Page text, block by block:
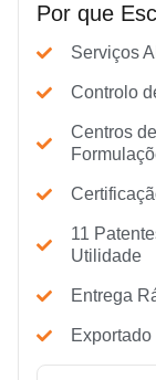
Por que
Serviços
Controlo
Centros
11
Utilidade
Entrega